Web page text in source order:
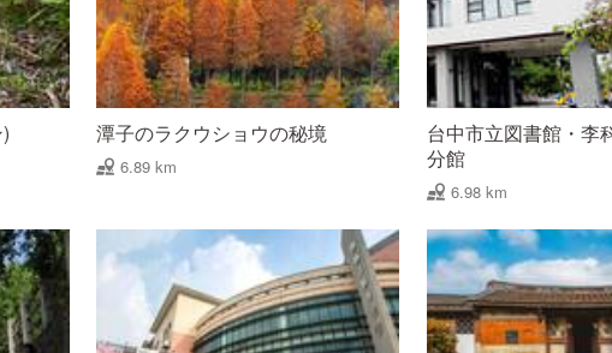
潭子のラクウショウの秘境
6.89 km
台中市立図書館・李
分館
6.98 km